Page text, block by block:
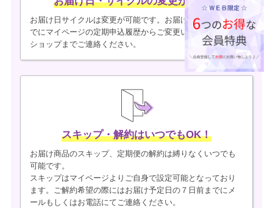
お届け日サイクルは変更が可能です。お届け予定日6日前ま
でにマイページの定期申込履歴からご変更いただくか、当
ショップまでご連絡ください。
スキップ・解約はいつでもOK！
お届け商品のスキップ、定期便の解約は縛りなくいつでも
可能です。
スキップはマイページよりご自身で設定可能となっており
ます。ご解約希望の際にはお届け予定日の７日前までにメ
ールもしくはお電話にてご連絡ください。